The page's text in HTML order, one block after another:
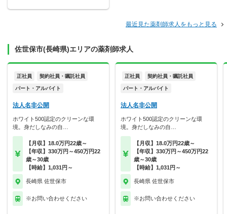
最近見た薬剤師求人をもっと見る
佐世保市(長崎県)エリアの薬剤師求人
正社員 契約社員・嘱託社員
パート・アルバイト
法人名非公開
ホワイト500認定のクリーンな環
境。身だしなみの自…
【月収】18.0万円22歳～
【年収】330万円～450万円22
歳～30歳
【時給】1,031円～
長崎県 佐世保市
※お問い合わせください
正社員 契約社員・嘱託社員
パート・アルバイト
法人名非公開
ホワイト500認定のクリーンな環
境。身だしなみの自…
【月収】18.0万円22歳～
【年収】330万円～450万円22
歳～30歳
【時給】1,031円～
長崎県 佐世保市
※お問い合わせください